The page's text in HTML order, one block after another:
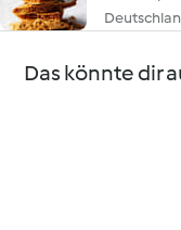
Das könnte dir